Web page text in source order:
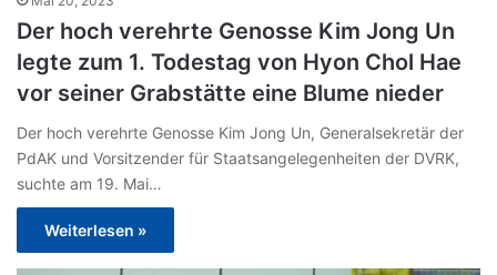
Der hoch verehrte Genosse Kim Jong Un
legte zum 1. Todestag von Hyon Chol Hae
vor seiner Grabstätte eine Blume nieder
Der hoch verehrte Genosse Kim Jong Un, Generalsekretär der
PdAK und Vorsitzender für Staatsangelegenheiten der DVRK,
suchte am 19. Mai…
Weiterlesen »